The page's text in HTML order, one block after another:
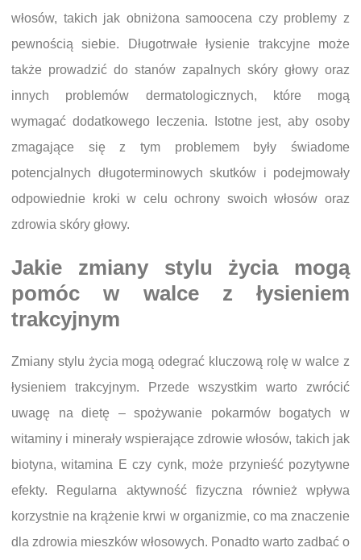
włosów, takich jak obniżona samoocena czy problemy z
pewnością siebie. Długotrwałe łysienie trakcyjne może
także prowadzić do stanów zapalnych skóry głowy oraz
innych problemów dermatologicznych, które mogą
wymagać dodatkowego leczenia. Istotne jest, aby osoby
zmagające się z tym problemem były świadome
potencjalnych długoterminowych skutków i podejmowały
odpowiednie kroki w celu ochrony swoich włosów oraz
zdrowia skóry głowy.
Jakie zmiany stylu życia mogą
pomóc w walce z łysieniem
trakcyjnym
Zmiany stylu życia mogą odegrać kluczową rolę w walce z
łysieniem trakcyjnym. Przede wszystkim warto zwrócić
uwagę na dietę – spożywanie pokarmów bogatych w
witaminy i minerały wspierające zdrowie włosów, takich jak
biotyna, witamina E czy cynk, może przynieść pozytywne
efekty. Regularna aktywność fizyczna również wpływa
korzystnie na krążenie krwi w organizmie, co ma znaczenie
dla zdrowia mieszków włosowych. Ponadto warto zadbać o